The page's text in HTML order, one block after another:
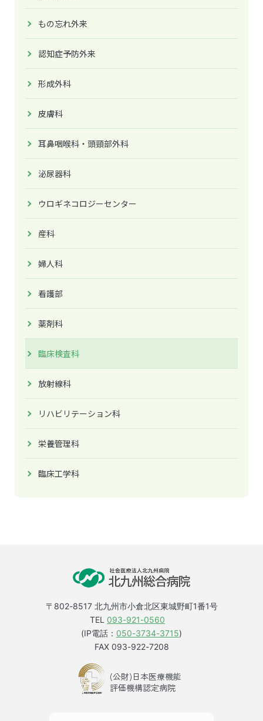
もの忘れ外来
認知症予防外来
形成外科
皮膚科
耳鼻咽喉科・頭頸部外科
泌尿器科
ウロギネコロジーセンター
産科
婦人科
看護部
薬剤科
臨床検査科
放射線科
リハビリテーション科
栄養管理科
臨床工学科
〒802-8517 北九州市小倉北区東城野町1番1号
TEL 093-921-0560
(IP電話： 050-3734-3715)
FAX 093-922-7208
(公財)日本医療機能
評価機構認定病院